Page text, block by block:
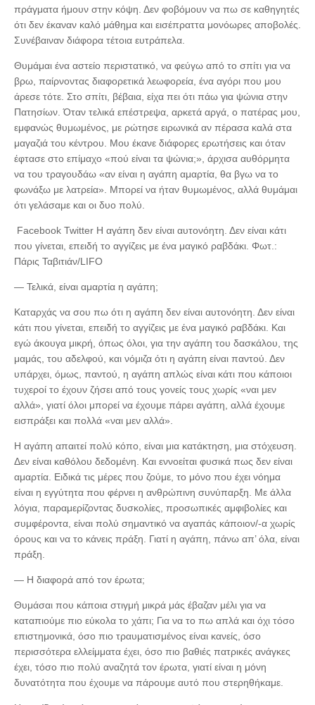
πράγματα ήμουν στην κόψη. Δεν φοβόμουν να πω σε καθηγητές
ότι δεν έκαναν καλό μάθημα και εισέπραττα μονόωρες αποβολές.
Συνέβαιναν διάφορα τέτοια ευτράπελα.
Θυμάμαι ένα αστείο περιστατικό, να φεύγω από το σπίτι για να
βρω, παίρνοντας διαφορετικά λεωφορεία, ένα αγόρι που μου
άρεσε τότε. Στο σπίτι, βέβαια, είχα πει ότι πάω για ψώνια στην
Πατησίων. Όταν τελικά επέστρεψα, αρκετά αργά, ο πατέρας μου,
εμφανώς θυμωμένος, με ρώτησε ειρωνικά αν πέρασα καλά στα
μαγαζιά του κέντρου. Μου έκανε διάφορες ερωτήσεις και όταν
έφτασε στο επίμαχο «πού είναι τα ψώνια;», άρχισα αυθόρμητα
να του τραγουδάω «αν είναι η αγάπη αμαρτία, θα βγω να το
φωνάξω με λατρεία». Μπορεί να ήταν θυμωμένος, αλλά θυμάμαι
ότι γελάσαμε και οι δυο πολύ.
Facebook Twitter Η αγάπη δεν είναι αυτονόητη. Δεν είναι κάτι
που γίνεται, επειδή το αγγίζεις με ένα μαγικό ραβδάκι. Φωτ.:
Πάρις Ταβιτιάν/LIFO
— Τελικά, είναι αμαρτία η αγάπη;
Καταρχάς να σου πω ότι η αγάπη δεν είναι αυτονόητη. Δεν είναι
κάτι που γίνεται, επειδή το αγγίζεις με ένα μαγικό ραβδάκι. Και
εγώ άκουγα μικρή, όπως όλοι, για την αγάπη του δασκάλου, της
μαμάς, του αδελφού, και νόμιζα ότι η αγάπη είναι παντού. Δεν
υπάρχει, όμως, παντού, η αγάπη απλώς είναι κάτι που κάποιοι
τυχεροί το έχουν ζήσει από τους γονείς τους χωρίς «ναι μεν
αλλά», γιατί όλοι μπορεί να έχουμε πάρει αγάπη, αλλά έχουμε
εισπράξει και πολλά «ναι μεν αλλά».
Η αγάπη απαιτεί πολύ κόπο, είναι μια κατάκτηση, μια στόχευση.
Δεν είναι καθόλου δεδομένη. Και εννοείται φυσικά πως δεν είναι
αμαρτία. Ειδικά τις μέρες που ζούμε, το μόνο που έχει νόημα
είναι η εγγύτητα που φέρνει η ανθρώπινη συνύπαρξη. Με άλλα
λόγια, παραμερίζοντας δυσκολίες, προσωπικές αμφιβολίες και
συμφέροντα, είναι πολύ σημαντικό να αγαπάς κάποιον/-α χωρίς
όρους και να το κάνεις πράξη. Γιατί η αγάπη, πάνω απ’ όλα, είναι
πράξη.
— Η διαφορά από τον έρωτα;
Θυμάσαι που κάποια στιγμή μικρά μάς έβαζαν μέλι για να
καταπιούμε πιο εύκολα το χάπι; Για να το πω απλά και όχι τόσο
επιστημονικά, όσο πιο τραυματισμένος είναι κανείς, όσο
περισσότερα ελλείμματα έχει, όσο πιο βαθιές πατρικές ανάγκες
έχει, τόσο πιο πολύ αναζητά τον έρωτα, γιατί είναι η μόνη
δυνατότητα που έχουμε να πάρουμε αυτό που στερηθήκαμε.